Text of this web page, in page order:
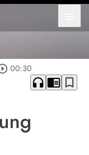
00:30
headphones chrome_reader_mode bookmark_border